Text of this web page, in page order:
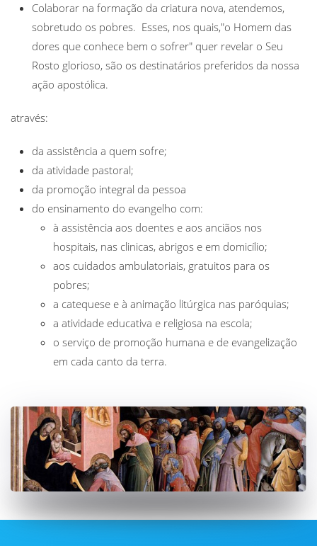
Colaborar na formação da criatura nova, atendemos,
sobretudo os pobres. Esses, nos quais,"o Homem das
dores que conhece bem o sofrer" quer revelar o Seu
Rosto glorioso, são os destinatários preferidos da nossa
ação apostólica.
através:
da assistência a quem sofre;
da atividade pastoral;
da promoção integral da pessoa
do ensinamento do evangelho com:
à assistência aos doentes e aos anciãos nos
hospitais, nas clinicas, abrigos e em domicílio;
aos cuidados ambulatoriais, gratuitos para os
pobres;
a catequese e à animação litúrgica nas paróquias;
a atividade educativa e religiosa na escola;
o serviço de promoção humana e de evangelização
em cada canto da terra.